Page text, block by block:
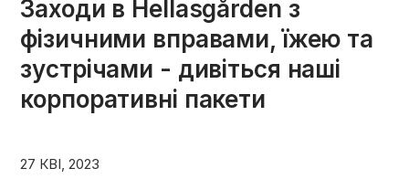
Заходи в Hellasgården з
фізичними вправами, їжею та
зустрічами - дивіться наші
корпоративні пакети
27 КВІ, 2023